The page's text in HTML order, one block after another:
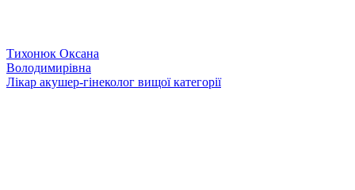
Тихонюк Оксана
Володимирівна
Лікар акушер-гінеколог вищої категорії